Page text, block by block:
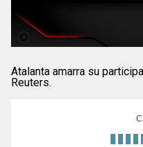
Atalanta amarra su
Reuters.